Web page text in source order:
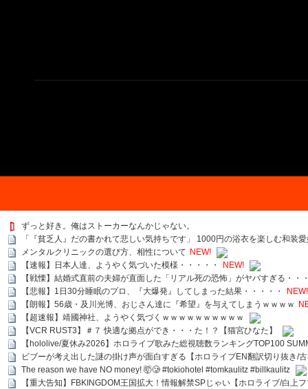
ずっと好き。俺はストーカーなんかじゃない。
「『貧乏人』だの書かれて悲しい気持ちです」 1000円の浴衣を楽しむ和装
メンタルクリニックの選び方、相性について NEW!
【速報】日本人達、ようやく気づいた模様・・・・・
NEW!
【戦慄】結婚式直前の夫婦が直面した「リアル死の恐怖」がヤバすぎる・・
【悲報】1日30分睡眠のプロ、『大爆発』してしまった結果・・・・・
NEW!
【朗報】56歳・及川光博、おじさん達に『希望』を与えてしまうｗｗｗｗ
【超速報】靖國神社、ようやく気づくｗｗｗｗｗｗｗｗｗｗ
【VCR RUST3】＃７ 快適な拠点ができ・・・た！？【猫宮ひなた】
【hololive/夏休み2026】ホロライブ歌みた総視聴数ランキングTOP100
ビブーが考え出した謎の掛け声が面白すぎる【ホロライブEN翻訳切り抜き/
The reason we have NO money! 🤯🥲 #tokiohotel #tomkaulitz #billkaulitz
【重大告知】FBKINGDOM王国拡大！情報解禁SPじゃい【ホロライブ/白上